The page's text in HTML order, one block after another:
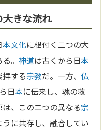
きな流れ
本文化に根付く二つの大
る。神道は古くから日本
する宗教だ。一方、仏
日本に伝来し、魂の救
は、この二つの異なる宗
に共存し、融合してい